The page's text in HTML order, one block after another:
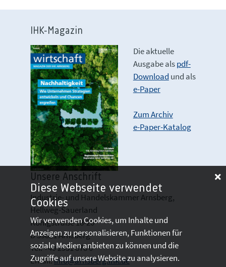
IHK-Magazin
Die aktuelle
Ausgabe alspdf-
Download und als
e-Paper
Zum Archiv
e-Paper-Katalog
Unsere Anschrift
Industrie- und Handelskammer Arnsberg,
Hellweg-Sauerland
Königstraße 18-20
D 59821 Arnsberg
Tel: +49 2931 878 0
Email:info@arnsberg.ihk.de
Diese Webseite verwendet
Cookies
Wir verwenden Cookies, um Inhalte und
Anzeigen zu personalisieren, Funktionen für
soziale Medien anbieten zu können und die
Zugriffe auf unsere Website zu analysieren.